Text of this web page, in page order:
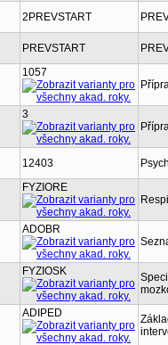
2PREVSTART
PREVSTART
1057
3
12403
FYZIORE
ADOBR
FYZIOSK
ADIPED